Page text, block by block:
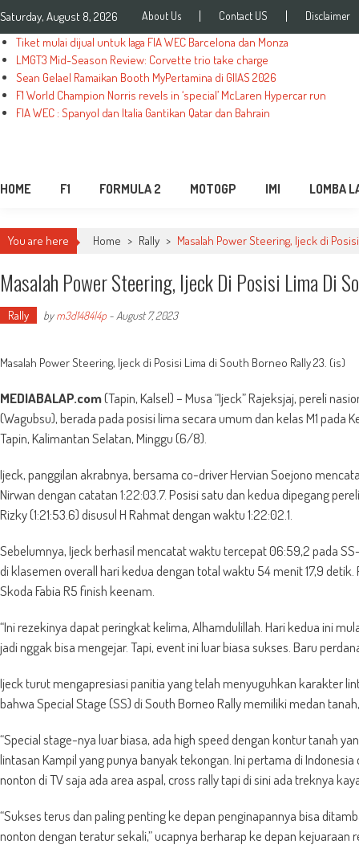
Saturday, August 8, 2026 About Us Contact US Disclaimer
Tiket mulai dijual untuk laga FIA WEC Barcelona dan Monza
LMGT3 Mid-Season Review: Corvette trio take charge
Sean Gelael Ramaikan Booth MyPertamina di GIIAS 2026
F1 World Champion Norris revels in ‘special’ McLaren Hypercar run
FIA WEC : Spanyol dan Italia Gantikan Qatar dan Bahrain
Terupdate
HOME F1 FORMULA 2 MOTOGP IMI LOMBA
You are here Home > Rally > Masalah Power Steering, Ijeck di
Masalah Power Steering, Ijeck Di Posisi Lima Di
Rally bym3d1484l4p - August 7, 2023
Masalah Power Steering, Ijeck di Posisi Lima di South Borneo Rally 23. (is)
MEDIABALAP.com(Tapin, Kalsel) – Musa “Ijeck” Rajeksjaj, pereli
(Wagubsu), berada pada posisi lima secara umum dan kelas M1 pada
Tapin, Kalimantan Selatan, Minggu (6/8).
Ijeck, panggilan akrabnya, bersama co-driver Hervian Soejono
Nirwan dengan catatan 1:22:03.7. Posisi satu dan kedua dipegang
Rizky (1:21:53.6) disusul H Rahmat dengan waktu 1:22:02.1.
Sebelumnya, Ijeck berhasil mencatat waktu tercepat 06:59,2 pada
di klasemen overall hari kedua dengan total waktu 54 menit 17,9
Skoda Fabia R5 finish keenam.
“Ini rezekinya dapat peringkat kelima, Alhamdulillah. Hari kedua ini
jadi nggak bisa mengejar. Tapi, event ini luar biasa sukses. Baru
Ijeck turut mengapresiasi panitia yang telah menyuguhkan karakter
bahwa Special Stage (SS) di South Borneo Rally memiliki medan
“Special stage-nya luar biasa, ada high speed dengan kontur tanah
lintasan Kampil yang punya banyak tekongan. Ini pertama di
nonton di TV saja ada area aspal, cross rally tapi di sini ada treknya
“Sukses terus dan paling penting ke depan penginapannya bisa
nonton dengan teratur sekali,” ucapnya berharap ke depan kejuaraan